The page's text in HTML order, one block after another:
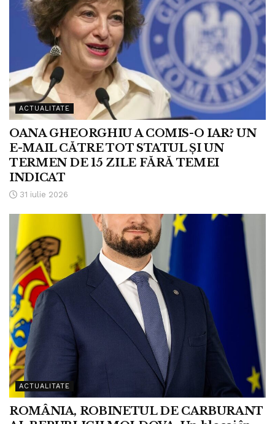
ACTUALITATE
OANA GHEORGHIU A COMIS-O IAR? UN
E-MAIL CĂTRE TOT STATUL ȘI UN
TERMEN DE 15 ZILE FĂRĂ TEMEI
INDICAT
31 iulie 2026
ACTUALITATE
ROMÂNIA, ROBINETUL DE CARBURANT